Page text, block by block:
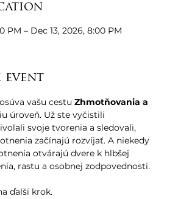
PM – Dec 13, 2026, 8:00 PM
event
vašu cestu Zhmotňovania a
úroveň. Už ste vyčistili
svoje tvorenia a sledovali,
začínajú rozvíjať. A niekedy
otvárajú dvere k hlbšej
rastu a osobnej zodpovednosti.
ďalší krok.